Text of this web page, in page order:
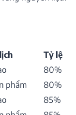
Tỷ lệ
80%
phẩm
80%
85%